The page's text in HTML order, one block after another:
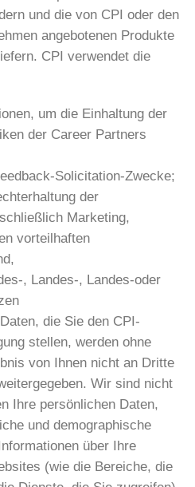
und die von CPI oder den
angebotenen Produkte
CPI verwendet die
um die Einhaltung der
der Career Partners
Solicitation-Zwecke;
der
Marketing,
vorteilhaften
, Landes-, Landes-oder
die Sie den CPI-
stellen, werden ohne
von Ihnen nicht an Dritte
Wir sind nicht
Ihre persönlichen Daten,
und demographische
über Ihre
(wie die Bereiche, die